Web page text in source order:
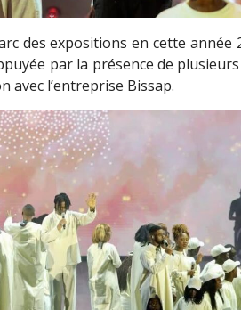
des expositions en cette année
par la présence de
avec l’entreprise Bissap.